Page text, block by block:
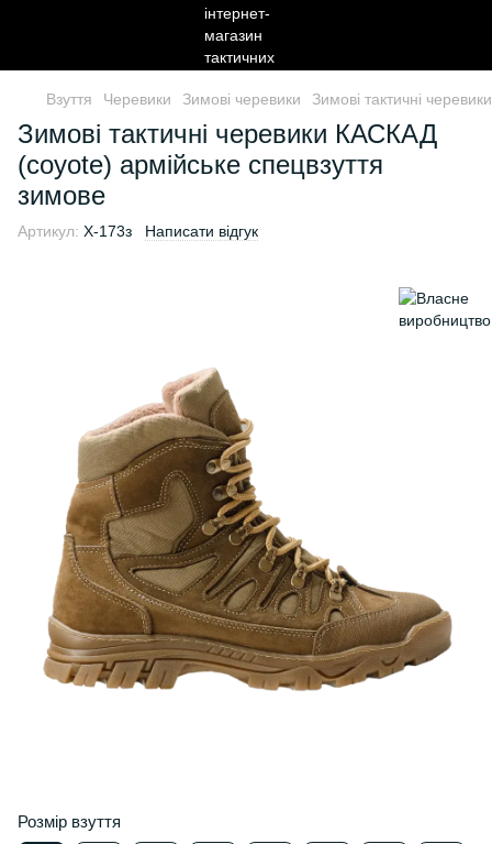
Взуття Черевики Зимові черевики Зимові тактичні
Зимові тактичні черевики КАСКАД
(coyote) армійське спецвзуття
зимове
Артикул: X-173з Написати відгук
Розмір взуття